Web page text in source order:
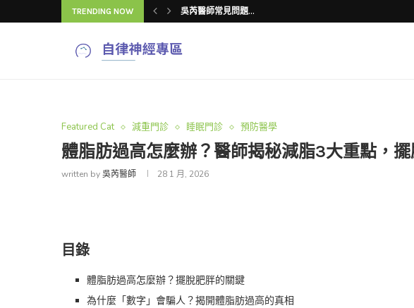
TRENDING NOW 吳芮醫師注意事項...
Featured Cat 減重門診 睡眠門診 預防醫學
體脂肪過高怎麼辦？醫師揭秘減脂3大重點，
written by吳芮醫師 28 1 月, 2026
目錄
體脂肪過高怎麼辦？擺脫肥胖的關鍵
為什麼「數字」會騙人？揭開體脂肪過高的真相